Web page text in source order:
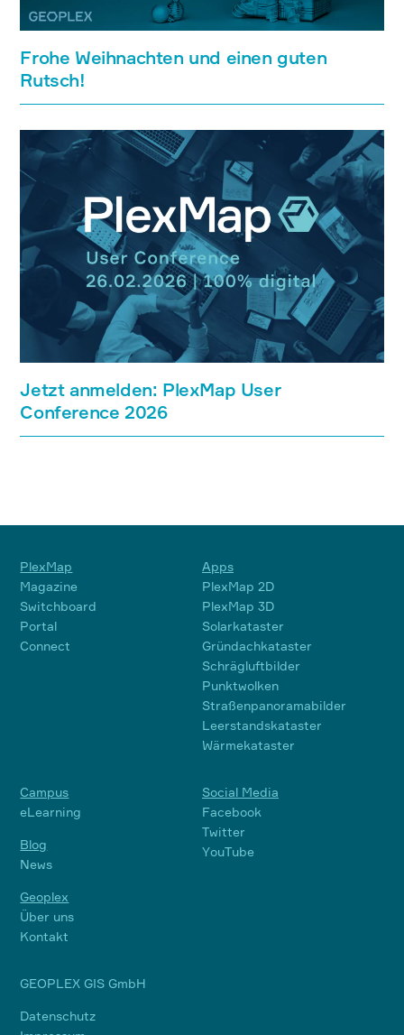
Frohe Weihnachten und einen guten
Rutsch!
Jetzt anmelden: PlexMap User
Conference 2026
PlexMap
Magazine
Switchboard
Portal
Connect
Apps
PlexMap 2D
PlexMap 3D
Solarkataster
Gründachkataster
Schrägluftbilder
Punktwolken
Straßenpanoramabilder
Leerstandskataster
Wärmekataster
Campus
eLearning
Blog
News
Geoplex
Über uns
Kontakt
Social Media
Facebook
Twitter
YouTube
GEOPLEX GIS GmbH
Datenschutz